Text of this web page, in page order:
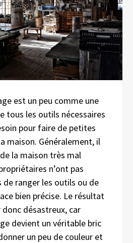
est un peu comme une
tous les outils nécessaires
pour faire de petites
maison. Généralement, il
la maison très mal
n’ont pas
ranger les outils ou de
bien précise. Le résultat
donc désastreux, car
devient un véritable bric
un peu de couleur et